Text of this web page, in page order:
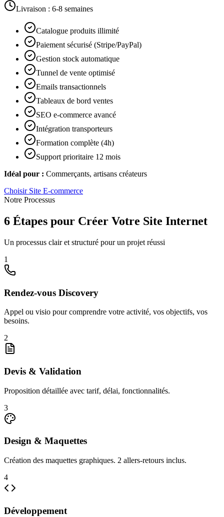
Livraison : 6-8 semaines
Catalogue produits illimité
Paiement sécurisé (Stripe/PayPal)
Gestion stock automatique
Tunnel de vente optimisé
Emails transactionnels
Tableaux de bord ventes
SEO e-commerce avancé
Intégration transporteurs
Formation complète (4h)
Support prioritaire 12 mois
Idéal pour : Commerçants, artisans créateurs
Choisir Site E-commerce
Notre Processus
6 Étapes pour Créer Votre Site Internet
Un processus clair et structuré pour un projet réussi
1
Rendez-vous Discovery
Appel ou visio pour comprendre votre activité, vos objectifs, vos
besoins.
2
Devis & Validation
Proposition détaillée avec tarif, délai, fonctionnalités.
3
Design & Maquettes
Création des maquettes graphiques. 2 allers-retours inclus.
4
Développement